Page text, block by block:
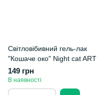
Світловібивний гель-лак
"Кошаче око" Night cat ART
02
149 грн
В наявності